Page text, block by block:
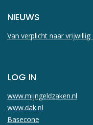
NIEUWS
Van verplicht naar
LOG IN
www.mijngeldzaken.nl
www.dak.nl
Basecone